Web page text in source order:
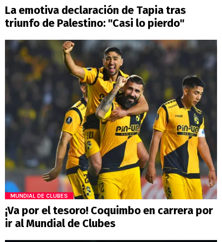
La emotiva declaración de Tapia tras
triunfo de Palestino: "Casi lo pierdo"
MUNDIAL DE CLUBES
¡Va por el tesoro! Coquimbo en carrera por
ir al Mundial de Clubes